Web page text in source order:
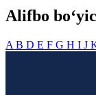
Alifbo
A B D E F G H I J